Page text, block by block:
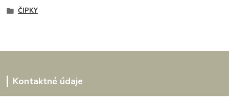
ČIPKY
Kontaktné údaje